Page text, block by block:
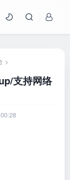
>
支持网络